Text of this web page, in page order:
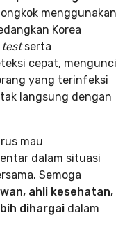
menggunakan
Korea
serta
cepat, mengunci
yang terinfeksi
langsung dengan
mau
dalam situasi
Semoga
ahli kesehatan,
dihargai dalam